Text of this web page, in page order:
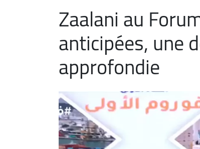
Zaalani au
anticipées, une
approfondie